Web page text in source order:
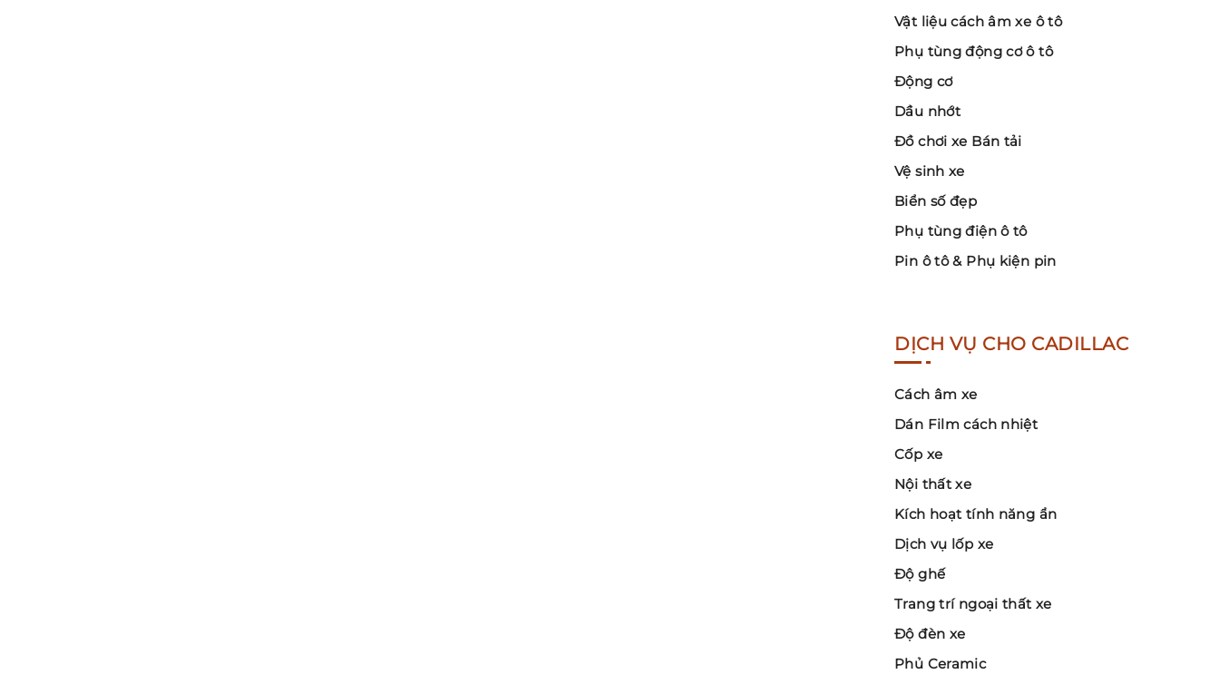
Vật liệu cách âm xe ô tô
Phụ tùng động cơ ô tô
Động cơ
Dầu nhớt
Đồ chơi xe Bán tải
Vệ sinh xe
Biển số đẹp
Phụ tùng điện ô tô
Pin ô tô & Phụ kiện pin
DỊCH VỤ CHO CADILLAC
Cách âm xe
Dán Film cách nhiệt
Cốp xe
Nội thất xe
Kích hoạt tính năng ẩn
Dịch vụ lốp xe
Độ ghế
Trang trí ngoại thất xe
Độ đèn xe
Phủ Ceramic